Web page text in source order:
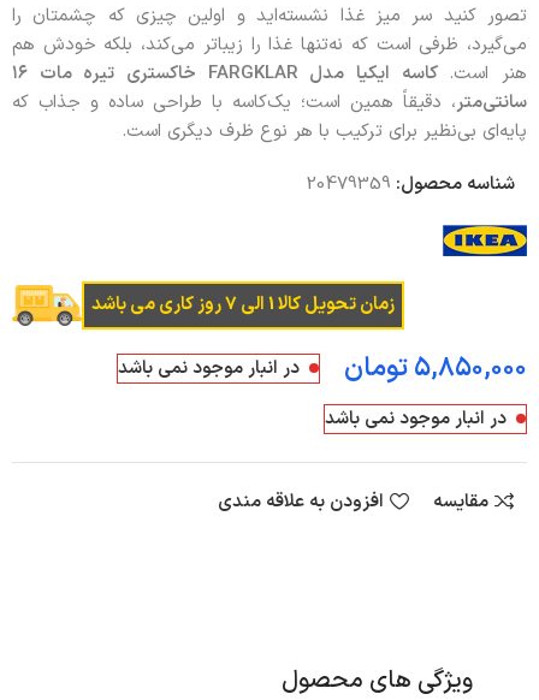
تصور کنید سر میز غذا نشسته‌اید و اولین چیزی که چشمتان را
می‌گیرد، ظرفی است که نه‌تنها غذا را زیباتر می‌کند، بلکه خودش هم
هنر است. کاسه ایکیا مدل FARGKLAR
خاکستری تیره مات ۱۶
سانتی‌متر، دقیقاً همین است؛ یک‌کاسه با طراحی ساده و جذاب که
پایه‌ای بی‌نظیر برای ترکیب با هر نوع ظرف دیگری است.
شناسه محصول: 20479359
زمان تحویل کالا 1 الی 7 روز کاری می باشد
تومان
در انبار موجود نمی باشد
در انبار موجود نمی باشد
مقایسه افزودن به علاقه مندی
ویژگی های محصول